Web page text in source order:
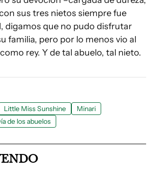
sus tres nietos siempre fue
digamos que no pudo disfrutar
familia, pero por lo menos vio al
rey. Y de tal abuelo, tal nieto.
Little Miss Sunshine
Minari
de los abuelos